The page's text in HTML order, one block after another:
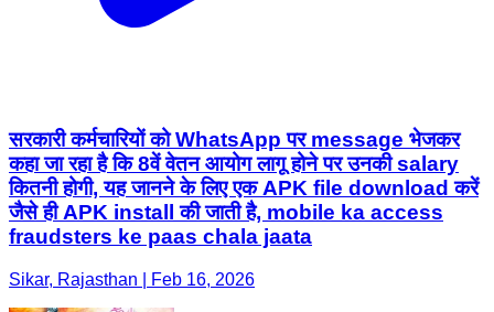
सरकारी कर्मचारियों को WhatsApp पर message भेजकर
कहा जा रहा है कि 8वें वेतन आयोग लागू होने पर उनकी salary
कितनी होगी, यह जानने के लिए एक APK file download करें
जैसे ही APK install की जाती है, mobile ka access
fraudsters ke paas chala jaata
Sikar, Rajasthan | Feb 16, 2026